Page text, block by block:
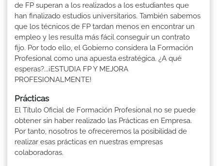
de FP superan a los realizados a los estudiantes que
han finalizado estudios universitarios. También sabemos
que los técnicos de FP tardan menos en encontrar un
empleo y les resulta más fácil conseguir un contrato
fijo. Por todo ello, el Gobierno considera la Formación
Profesional como una apuesta estratégica. ¿A qué
esperas?...¡ESTUDIA FP Y MEJORA
PROFESIONALMENTE!
Prácticas
El Título Oficial de Formación Profesional no se puede
obtener sin haber realizado las Prácticas en Empresa.
Por tanto, nosotros te ofreceremos la posibilidad de
realizar esas prácticas en nuestras empresas
colaboradoras.